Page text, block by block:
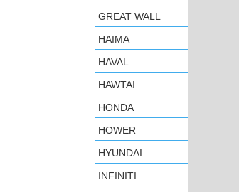
GREAT WALL
HAIMA
HAVAL
HAWTAI
HONDA
HOWER
HYUNDAI
INFINITI